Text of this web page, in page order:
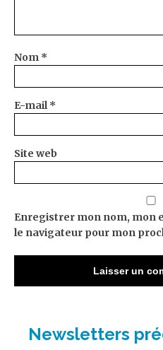
Nom *
E-mail*
Site web
Enregistrer mon nom, mon
le navigateur pour mon
Newsletters